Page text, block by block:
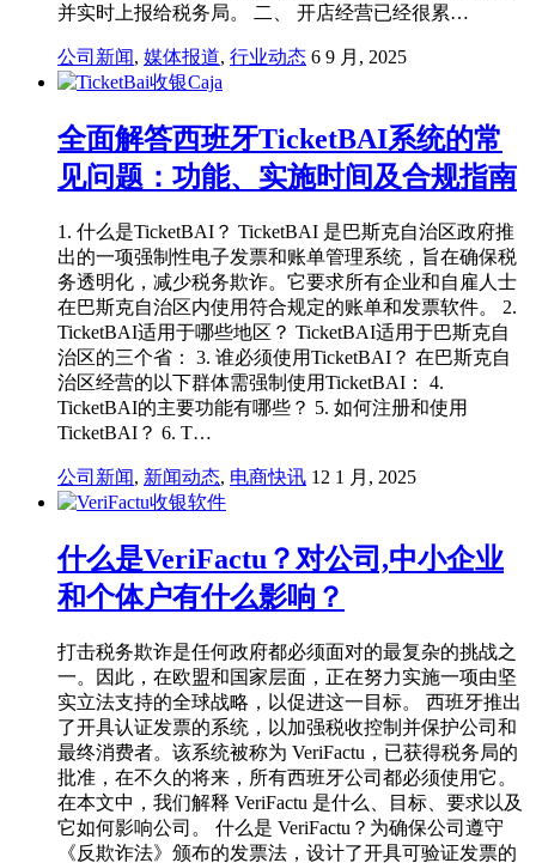
并实时上报给税务局。 二、 开店经营已经很累…
公司新闻, 媒体报道, 行业动态 6 9 月, 2025
全面解答西班牙TicketBAI系统的常
见问题：功能、实施时间及合规指南
1. 什么是TicketBAI？ TicketBAI 是巴斯克自治区政府推
出的一项强制性电子发票和账单管理系统，旨在确保税
务透明化，减少税务欺诈。它要求所有企业和自雇人士
在巴斯克自治区内使用符合规定的账单和发票软件。 2.
TicketBAI适用于哪些地区？ TicketBAI适用于巴斯克自
治区的三个省： 3. 谁必须使用TicketBAI？ 在巴斯克自
治区经营的以下群体需强制使用TicketBAI： 4.
TicketBAI的主要功能有哪些？ 5. 如何注册和使用
TicketBAI？ 6. T…
公司新闻, 新闻动态, 电商快讯 12 1 月, 2025
什么是VeriFactu？对公司,中小企业
和个体户有什么影响？
打击税务欺诈是任何政府都必须面对的最复杂的挑战之
一。因此，在欧盟和国家层面，正在努力实施一项由坚
实立法支持的全球战略，以促进这一目标。 西班牙推出
了开具认证发票的系统，以加强税收控制并保护公司和
最终消费者。该系统被称为 VeriFactu，已获得税务局的
批准，在不久的将来，所有西班牙公司都必须使用它。
在本文中，我们解释 VeriFactu 是什么、目标、要求以及
它如何影响公司。 什么是 VeriFactu？为确保公司遵守
《反欺诈法》颁布的发票法，设计了开具可验证发票的